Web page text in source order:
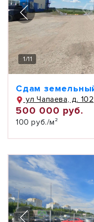
1/11
Сдам
ул Чапаева, д. 102
500 000 руб.
100 руб./м²